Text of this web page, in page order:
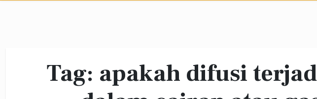
Tag: apakah difusi